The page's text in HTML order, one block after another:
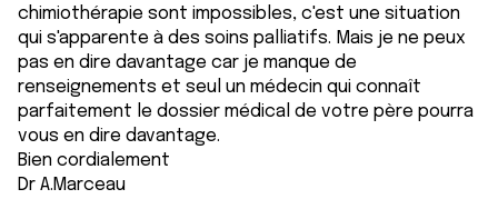
chimiothérapie sont impossibles, c'est une situation
qui s'apparente à des soins palliatifs. Mais je ne peux
pas en dire davantage car je manque de
renseignements et seul un médecin qui connaît
parfaitement le dossier médical de votre père pourra
vous en dire davantage.
Bien cordialement
Dr A.Marceau